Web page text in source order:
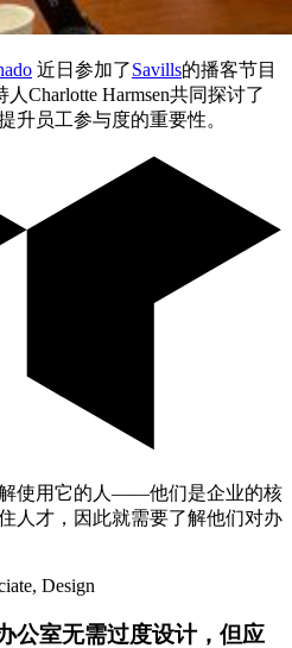
近日参加了Savills的播客节目
人Charlotte Harmsen共同探讨了
升员工参与度的重要性。
使用它的人——他们是企业的核
人才，因此就需要了解他们对办
Design
公室无需过度设计，但应